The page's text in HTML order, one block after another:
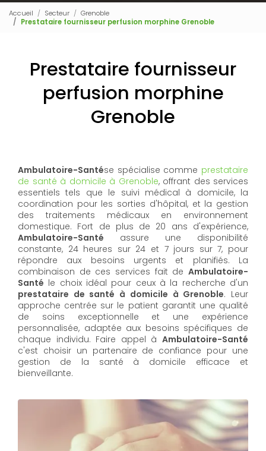
Accueil Secteur
Grenoble
Prestataire fournisseur perfusion morphine Grenoble
Prestataire fournisseur
perfusion morphine
Grenoble
Ambulatoire-Santése spécialise comme prestataire
de santé à domicile à Grenoble, offrant des services
essentiels tels que le suivi médical à domicile, la
coordination pour les sorties d'hôpital, et la gestion
des traitements médicaux en environnement
domestique. Fort de plus de 20 ans d'expérience,
Ambulatoire-Santé assure une disponibilité
constante, 24 heures sur 24 et 7 jours sur 7, pour
répondre aux besoins urgents et planifiés. La
combinaison de ces services fait de Ambulatoire-
Santé le choix idéal pour ceux à la recherche d'un
prestataire de santé à domicile à Grenoble. Leur
approche centrée sur le patient garantit une qualité
de soins exceptionnelle et une expérience
personnalisée, adaptée aux besoins spécifiques de
chaque individu. Faire appel à Ambulatoire-Santé
c'est choisir un partenaire de confiance pour une
gestion de la santé à domicile efficace et
bienveillante.